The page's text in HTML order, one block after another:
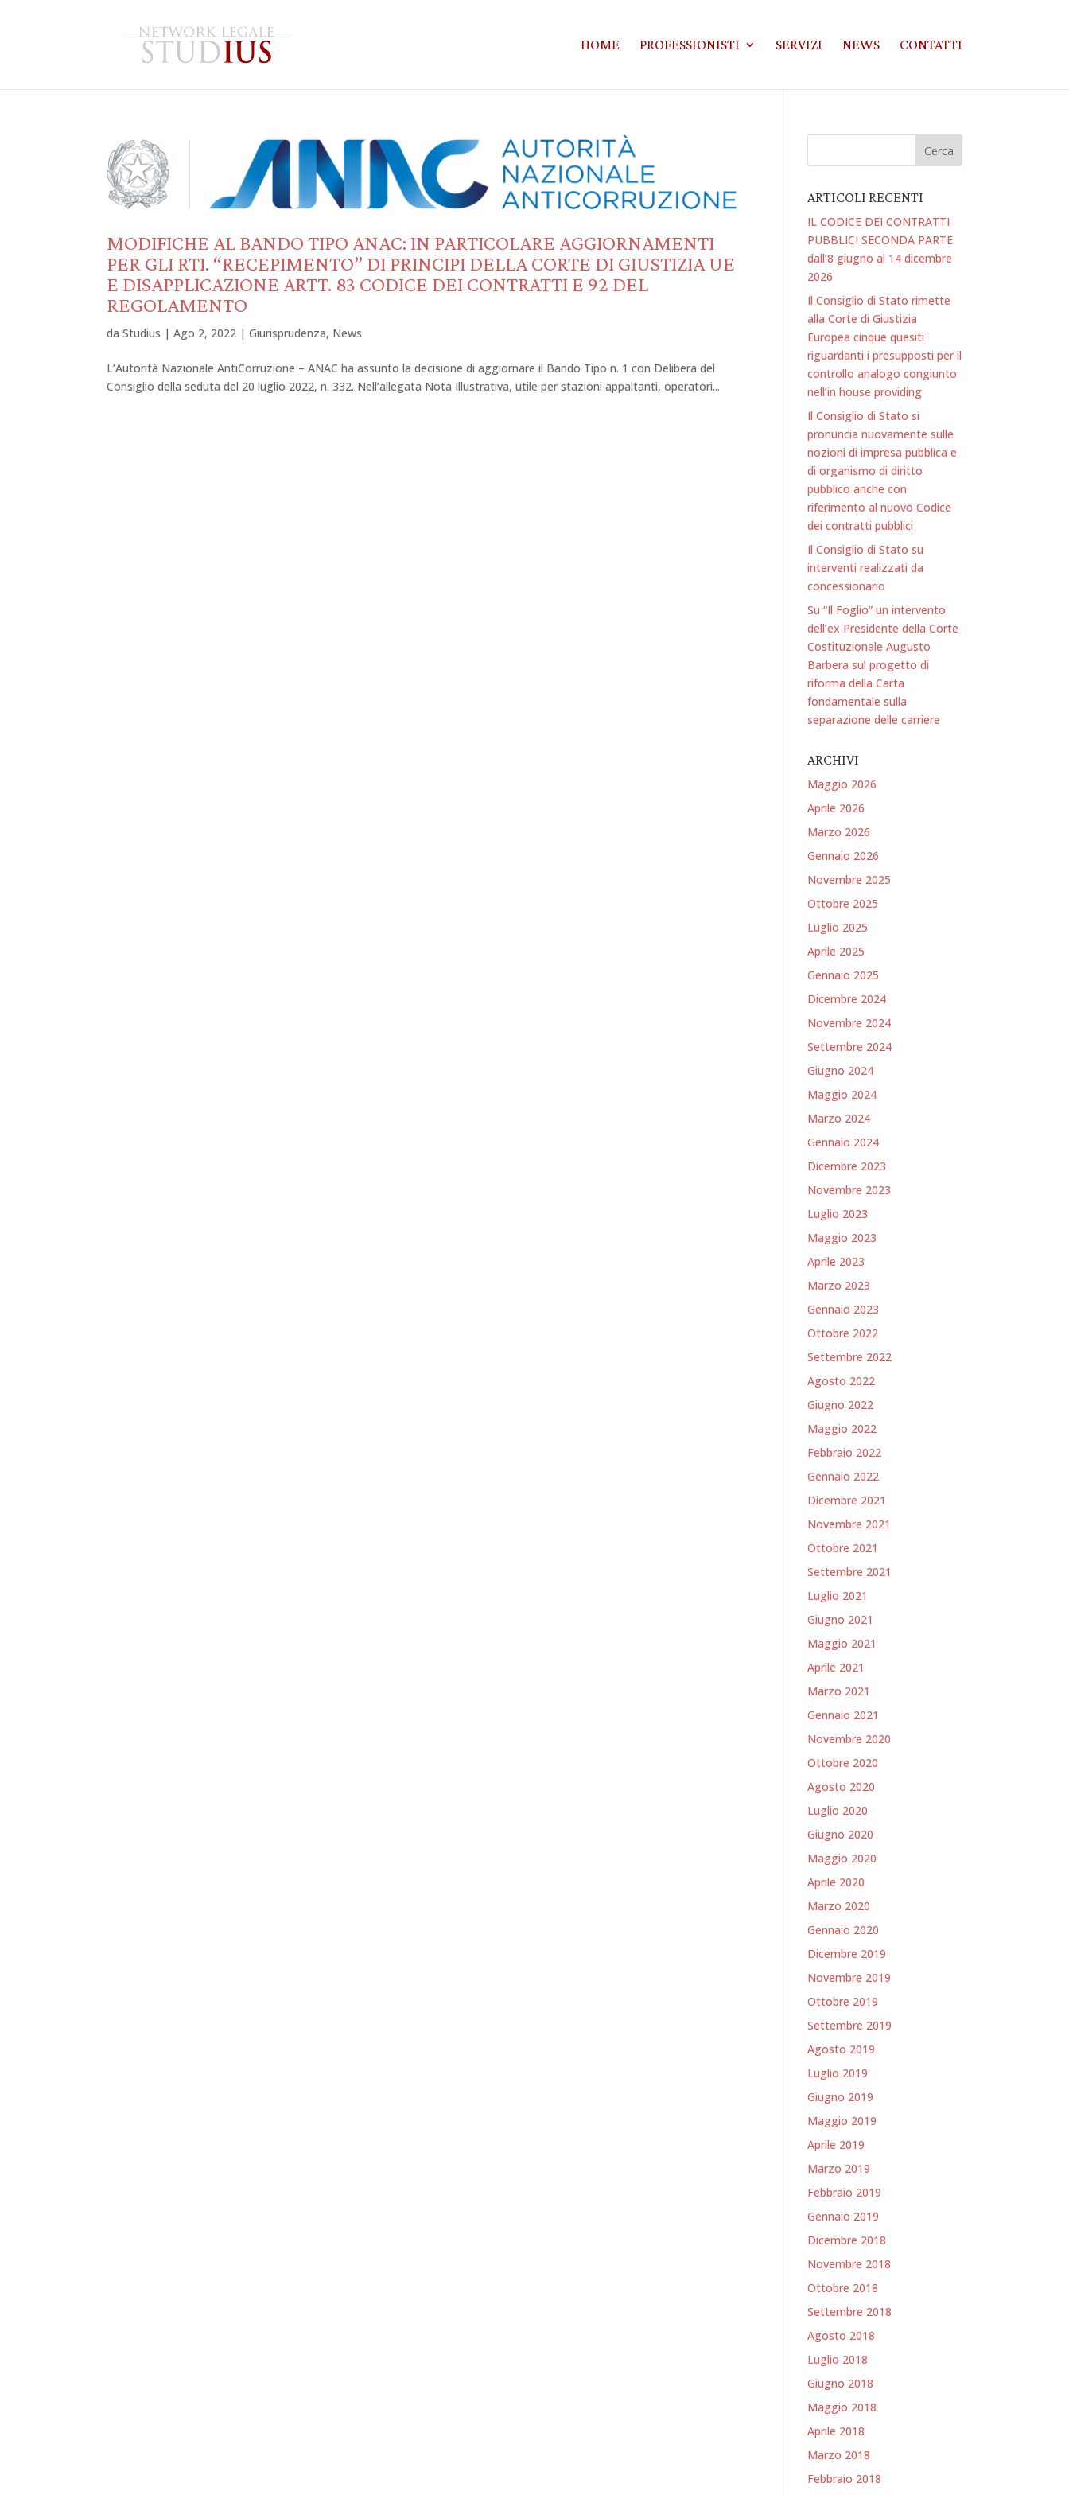
HOME PROFESSIONISTI SERVIZI NEWS CONTATTI
MODIFICHE AL BANDO TIPO ANAC: IN PARTICOLARE AGGIORNAMENTI
PER GLI RTI. “RECEPIMENTO” DI PRINCIPI DELLA CORTE DI GIUSTIZIA UE
E DISAPPLICAZIONE ARTT. 83 CODICE DEI CONTRATTI E 92 DEL
REGOLAMENTO
daStudius |Ago 2, 2022 |Giurisprudenza, News
L’Autorità Nazionale AntiCorruzione – ANAC ha assunto la decisione di aggiornare il Bando Tipo n. 1 con Delibera del
Consiglio della seduta del 20 luglio 2022, n. 332. Nell’allegata Nota Illustrativa, utile per stazioni appaltanti, operatori...
ARTICOLI RECENTI
IL CODICE DEI CONTRATTI
PUBBLICI SECONDA PARTE
dall’8 giugno al 14 dicembre
2026
Il Consiglio di Stato rimette
alla Corte di Giustizia
Europea cinque quesiti
riguardanti i presupposti per il
controllo analogo congiunto
nell’in house providing
Il Consiglio di Stato si
pronuncia nuovamente sulle
nozioni di impresa pubblica e
di organismo di diritto
pubblico anche con
riferimento al nuovo Codice
dei contratti pubblici
Il Consiglio di Stato su
interventi realizzati da
concessionario
Su “Il Foglio” un intervento
dell’ex Presidente della Corte
Costituzionale Augusto
Barbera sul progetto di
riforma della Carta
fondamentale sulla
separazione delle carriere
ARCHIVI
Maggio 2026
Aprile 2026
Marzo 2026
Gennaio 2026
Novembre 2025
Ottobre 2025
Luglio 2025
Aprile 2025
Gennaio 2025
Dicembre 2024
Novembre 2024
Settembre 2024
Giugno 2024
Maggio 2024
Marzo 2024
Gennaio 2024
Dicembre 2023
Novembre 2023
Luglio 2023
Maggio 2023
Aprile 2023
Marzo 2023
Gennaio 2023
Ottobre 2022
Settembre 2022
Agosto 2022
Giugno 2022
Maggio 2022
Febbraio 2022
Gennaio 2022
Dicembre 2021
Novembre 2021
Ottobre 2021
Settembre 2021
Luglio 2021
Giugno 2021
Maggio 2021
Aprile 2021
Marzo 2021
Gennaio 2021
Novembre 2020
Ottobre 2020
Agosto 2020
Luglio 2020
Giugno 2020
Maggio 2020
Aprile 2020
Marzo 2020
Gennaio 2020
Dicembre 2019
Novembre 2019
Ottobre 2019
Settembre 2019
Agosto 2019
Luglio 2019
Giugno 2019
Maggio 2019
Aprile 2019
Marzo 2019
Febbraio 2019
Gennaio 2019
Dicembre 2018
Novembre 2018
Ottobre 2018
Settembre 2018
Agosto 2018
Luglio 2018
Giugno 2018
Maggio 2018
Aprile 2018
Marzo 2018
Febbraio 2018